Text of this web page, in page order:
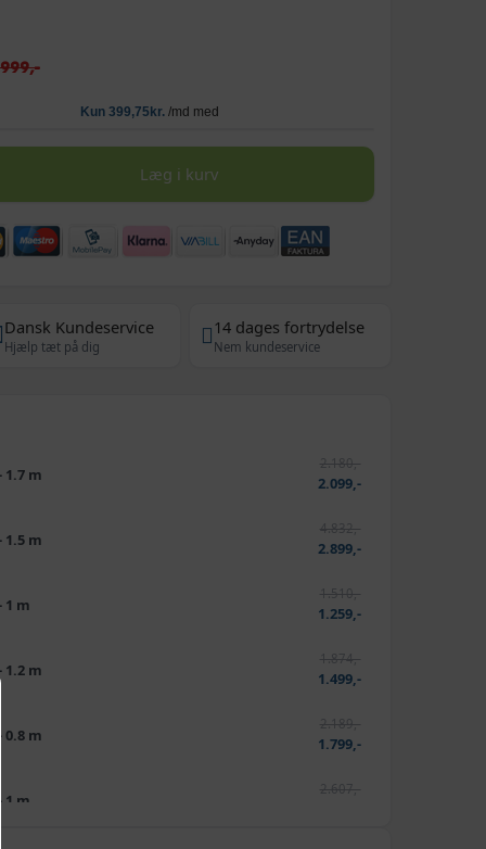
Læg i kurv
Dansk Kundeservice
Hjælp tæt på dig
14 dages fortrydelse
Nem kundeservice
1.7 m
2.180,-
2.099,-
1.5 m
4.832,-
2.899,-
1 m
1.510,-
1.259,-
1.2 m
1.874,-
1.499,-
0.8 m
2.189,-
1.799,-
1 m
2.607,-